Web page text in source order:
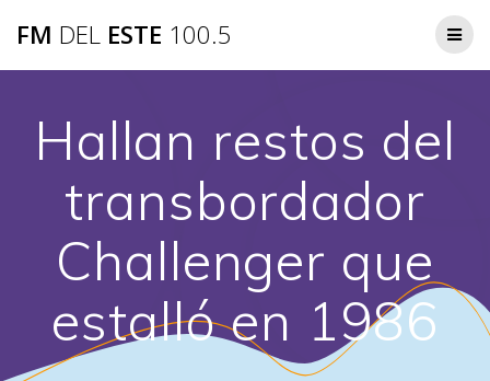
FM DEL ESTE 100.5
Hallan restos del
transbordador
Challenger que
estalló en 1986